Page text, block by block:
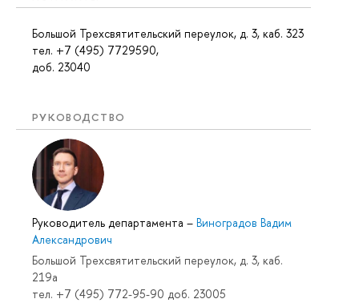
Большой Трехсвятительский переулок, д. 3, каб. 323
тел. +7 (495) 7729590,
доб. 23040
РУКОВОДСТВО
Руководитель департамента – Виноградов Вадим
Александрович
Большой Трехсвятительский переулок, д. 3, каб.
219a
тел. +7 (495) 772-95-90 доб. 23005